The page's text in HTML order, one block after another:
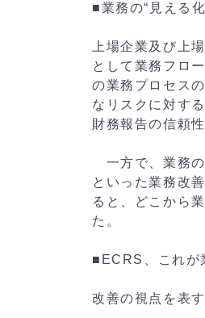
■業務の“見える
上場企業及び上
として業務フロ
の業務プロセス
なリスクに対す
財務報告の信頼
一方で、業務の
といった業務改
ると、どこから
た。
■ECRS、これが
改善の視点を表